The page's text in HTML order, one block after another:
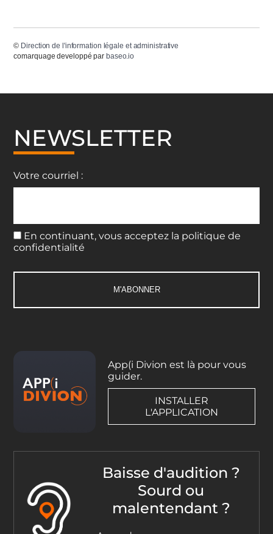
© Direction de l'information légale et administrative
comarquage developpé par baseo.io
NEWSLETTER
Votre courriel :
En continuant, vous acceptez la politique de
confidentialité
App(i Divion est là pour vous
guider.
INSTALLER
L'APPLICATION
Baisse d'audition ?
Sourd ou
malentendant ?